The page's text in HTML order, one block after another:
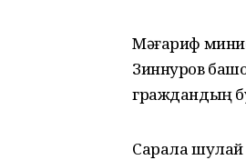
Мәғариф
Зиннуров
граждандың
Сарала шулай